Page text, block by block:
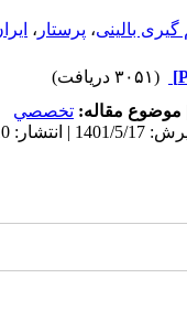
بالینی، پرستار ،
(۳۰۵۱ دریافت)
موضوع مقاله: تخصصي